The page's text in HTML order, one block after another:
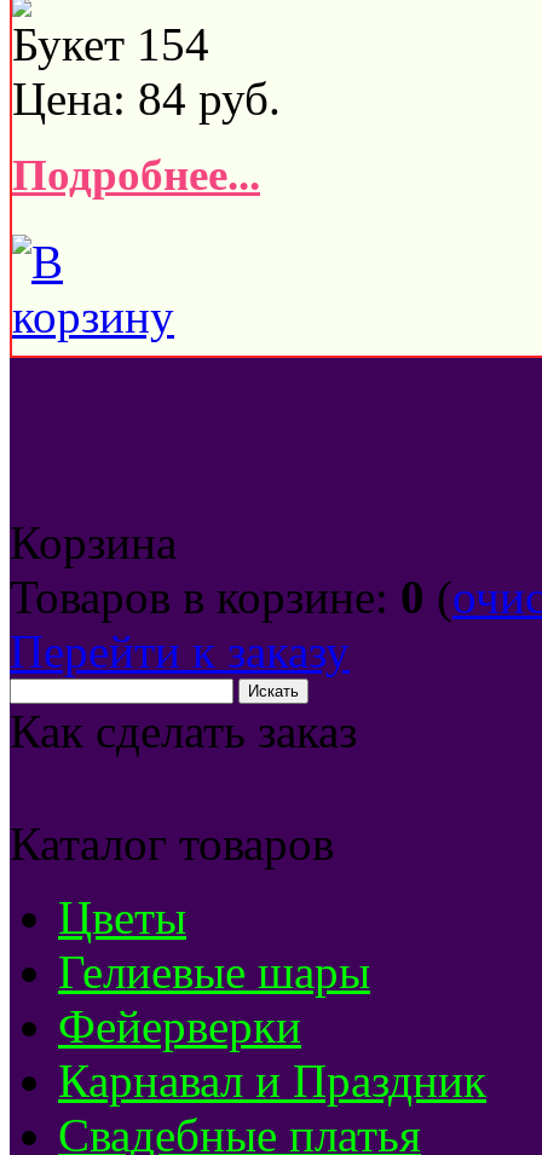
Букет 154
Цена: 84 руб.
Подробнее...
Корзина
Товаров в корзине: 0 (
Перейти к заказу
Как сделать заказ
Каталог товаров
Цветы
Гелиевые шары
Фейерверки
Карнавал и Праздник
Свадебные платья